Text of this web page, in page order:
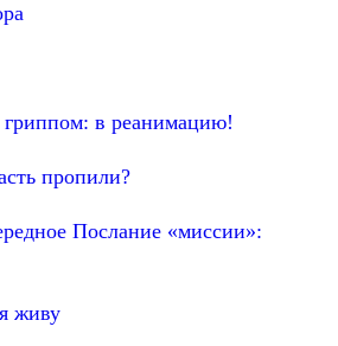
гриппом: в реанимацию!
пропили?
Послание «миссии»:
живу